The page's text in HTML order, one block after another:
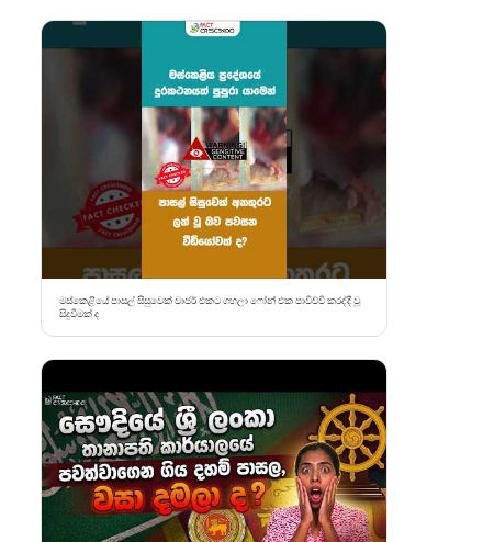
මස්කෙළියේ පාසල් සිසුවෙක් චාජර් එකට ගහලා ෆෝන් එක පාවිච්චි කරද්දී වූ
සිදුවීමක් ද